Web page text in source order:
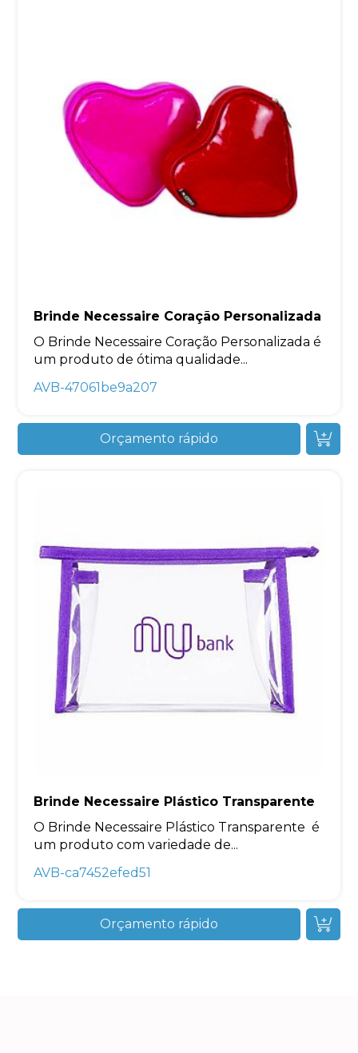
Brinde Necessaire Coração Personalizada
O Brinde Necessaire Coração Personalizada é
um produto de ótima qualidade...
AVB-47061be9a207
Orçamento rápido
Brinde Necessaire Plástico Transparente
O Brinde Necessaire Plástico Transparente é
um produto com variedade de...
AVB-ca7452efed51
Orçamento rápido